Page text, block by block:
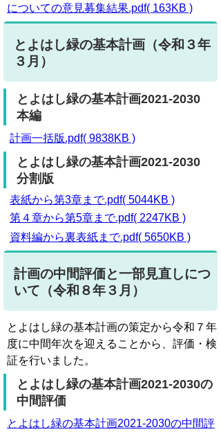
についての意見募集結果.pdf( 163KB )
とよはし緑の基本計画（令和３年
３月）
とよはし緑の基本計画2021-2030
本編
計画一括版.pdf( 9838KB )
とよはし緑の基本計画2021-2030
分割版
表紙から第3章まで.pdf( 5044KB )
第４章から第5章まで.pdf( 2247KB )
資料編から裏表紙まで.pdf( 5650KB )
計画の中間評価と一部見直しにつ
いて（令和８年３月）
とよはし緑の基本計画の策定から令和７年
度に中間年次を迎えることから、評価・検
証を行いました。
とよはし緑の基本計画2021-2030の
中間評価
とよはし緑の基本計画2021-2030の中間評